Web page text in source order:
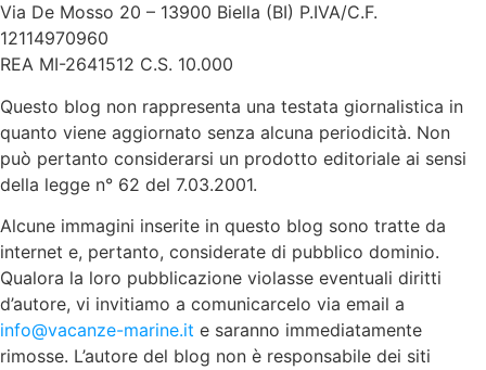
Via De Mosso 20 – 13900 Biella (BI) P.IVA/C.F.
12114970960
REA MI-2641512 C.S. 10.000
Questo blog non rappresenta una testata giornalistica in
quanto viene aggiornato senza alcuna periodicità. Non
può pertanto considerarsi un prodotto editoriale ai sensi
della legge n° 62 del 7.03.2001.
Alcune immagini inserite in questo blog sono tratte da
internet e, pertanto, considerate di pubblico dominio.
Qualora la loro pubblicazione violasse eventuali diritti
d’autore, vi invitiamo a comunicarcelo via email a
info@vacanze-marine.it e saranno immediatamente
rimosse. L’autore del blog non è responsabile dei siti